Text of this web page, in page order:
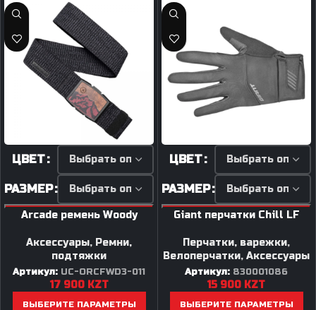
ЦВЕТ
РАЗМЕР
Arcade ремень Woody
Аксессуары, Ремни,
подтяжки
Артикул: UC-ORCFWD3-011
17 900 KZT
ВЫБЕРИТЕ ПАРАМЕТРЫ
ЦВЕТ
РАЗМЕР
Giant перчатки Chill LF
Перчатки, варежки,
Велоперчатки, Аксессуары
Артикул: 830001086
15 900 KZT
ВЫБЕРИТЕ ПАРАМЕТРЫ